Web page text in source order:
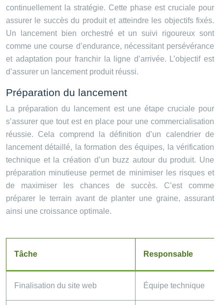
continuellement la stratégie. Cette phase est cruciale pour
assurer le succès du produit et atteindre les objectifs fixés.
Un lancement bien orchestré et un suivi rigoureux sont
comme une course d’endurance, nécessitant persévérance
et adaptation pour franchir la ligne d’arrivée. L’objectif est
d’assurer un lancement produit réussi.
Préparation du lancement
La préparation du lancement est une étape cruciale pour
s’assurer que tout est en place pour une commercialisation
réussie. Cela comprend la définition d’un calendrier de
lancement détaillé, la formation des équipes, la vérification
technique et la création d’un buzz autour du produit. Une
préparation minutieuse permet de minimiser les risques et
de maximiser les chances de succès. C’est comme
préparer le terrain avant de planter une graine, assurant
ainsi une croissance optimale.
Tâche Responsable
Finalisation du site web Équipe technique